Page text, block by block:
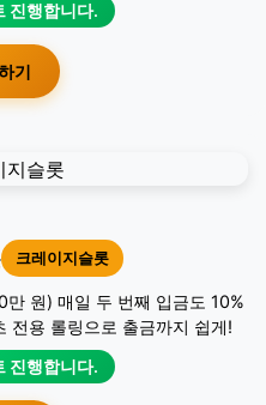
진행합니다.
기
크레이지슬롯
원) 매일 두 번째 입금도 10%
전용 롤링으로 출금까지 쉽게!
진행합니다.